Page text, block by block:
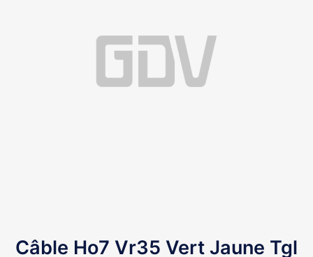
Câble Ho7 Vr35 Vert Jaune Tgl